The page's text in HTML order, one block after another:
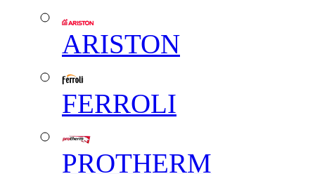
ARISTON
FERROLI
PROTHERM